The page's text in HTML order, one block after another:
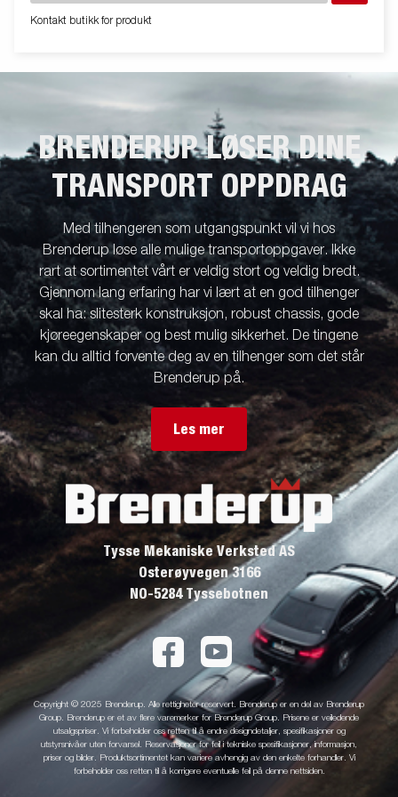
oppbevaring for oppkjøringsramper under tilhengeren gjør det
elektronikk er beskyttet for økt holdbarhet og sikkerhet.
Standardutstyret inkluderer nedfellbare og avtakbare
sidekarmer samt hjørnestolper, noe som gir stor fleksibilitet.
Innvendig har tilhengeren seks integrerte surrefester med
gummibelegg, hver godkjent for 500 kg, som holder lasten
sikkert på plass. Utstyr tilhengeren med nettinggrind,
ekstrakarmer, presenning eller annet ekstrautstyr fra vårt brede
utvalg for å gjøre den enda mer funksjonell. Bildene er kun
ment for illustrasjon og kan vise valgfritt utstyr. Frakt,
registrering og miljøavgift kan tilkomme.
Kontakt butikk for produkt
BRENDERUP LØSER DINE
TRANSPORT OPPDRAG
Med tilhengeren som utgangspunkt vil vi hos
Brenderup løse alle mulige transportoppgaver. Ikke
rart at sortimentet vårt er veldig stort og veldig bredt.
Gjennom lang erfaring har vi lært at en god tilhenger
skal ha: slitesterk konstruksjon, robust chassis, gode
kjøreegenskaper og best mulig sikkerhet. De tingene
kan du alltid forvente deg av en tilhenger som det står
Brenderup på.
Les mer
Tysse Mekaniske Verksted AS
Osterøyvegen 3166
NO-5284 Tyssebotnen
Copyright © 2025 Brenderup. Alle rettigheter reservert. Brenderup er en del av Brenderup
Group. Brenderup er et av flere varemerker for Brenderup Group. Prisene er veiledende
utsalgspriser. Vi forbeholder oss retten til å endre designdetaljer, spesifikasjoner og
utstyrsnivåer uten forvarsel. Reservasjoner for feil i tekniske spesifikasjoner, informasjon,
priser og bilder. Produktsortimentet kan variere avhengig av den enkelte forhandler. Vi
forbeholder oss retten til å korrigere eventuelle feil på denne nettsiden.